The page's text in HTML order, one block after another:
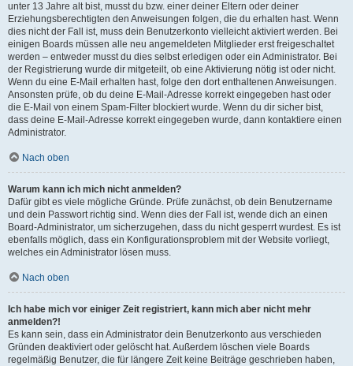
unter 13 Jahre alt bist, musst du bzw. einer deiner Eltern oder deiner
Erziehungsberechtigten den Anweisungen folgen, die du erhalten hast. Wenn
dies nicht der Fall ist, muss dein Benutzerkonto vielleicht aktiviert werden. Bei
einigen Boards müssen alle neu angemeldeten Mitglieder erst freigeschaltet
werden – entweder musst du dies selbst erledigen oder ein Administrator. Bei
der Registrierung wurde dir mitgeteilt, ob eine Aktivierung nötig ist oder nicht.
Wenn du eine E-Mail erhalten hast, folge den dort enthaltenen Anweisungen.
Ansonsten prüfe, ob du deine E-Mail-Adresse korrekt eingegeben hast oder
die E-Mail von einem Spam-Filter blockiert wurde. Wenn du dir sicher bist,
dass deine E-Mail-Adresse korrekt eingegeben wurde, dann kontaktiere einen
Administrator.
Nach oben
Warum kann ich mich nicht anmelden?
Dafür gibt es viele mögliche Gründe. Prüfe zunächst, ob dein Benutzername
und dein Passwort richtig sind. Wenn dies der Fall ist, wende dich an einen
Board-Administrator, um sicherzugehen, dass du nicht gesperrt wurdest. Es ist
ebenfalls möglich, dass ein Konfigurationsproblem mit der Website vorliegt,
welches ein Administrator lösen muss.
Nach oben
Ich habe mich vor einiger Zeit registriert, kann mich aber nicht mehr
anmelden?!
Es kann sein, dass ein Administrator dein Benutzerkonto aus verschieden
Gründen deaktiviert oder gelöscht hat. Außerdem löschen viele Boards
regelmäßig Benutzer, die für längere Zeit keine Beiträge geschrieben haben,